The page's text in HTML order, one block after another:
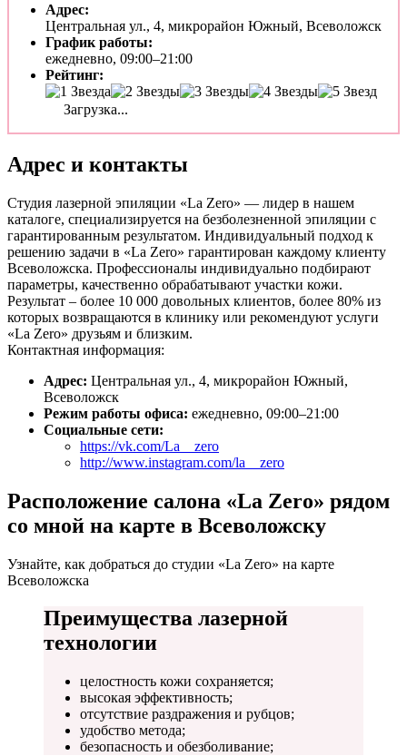
Адрес:
Центральная ул., 4, микрорайон Южный, Всеволожск
График работы:
ежедневно, 09:00–21:00
Рейтинг:
Загрузка...
Адрес и контакты
Студия лазерной эпиляции «La Zero» — лидер в нашем
каталоге, специализируется на безболезненной эпиляции с
гарантированным результатом. Индивидуальный подход к
решению задачи в «La Zero» гарантирован каждому клиенту
Всеволожска. Профессионалы индивидуально подбирают
параметры, качественно обрабатывают участки кожи.
Результат – более 10 000 довольных клиентов, более 80% из
которых возвращаются в клинику или рекомендуют услуги
«La Zero» друзьям и близким.
Контактная информация:
Адрес: Центральная ул., 4, микрорайон Южный,
Всеволожск
Режим работы офиса: ежедневно, 09:00–21:00
Социальные сети:
https://vk.com/La__zero
http://www.instagram.com/la__zero
Расположение салона «La Zero» рядом
со мной на карте в Всеволожску
Узнайте, как добраться до студии «La Zero» на карте
Всеволожска
Преимущества лазерной
технологии
целостность кожи сохраняется;
высокая эффективность;
отсутствие раздражения и рубцов;
удобство метода;
безопасность и обезболивание;